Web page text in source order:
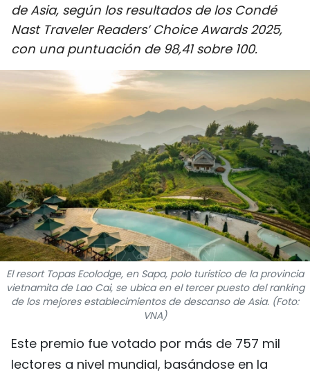
INTERNACIONAL
DEPORTES
VIAJES
PUENTE DE AMISTAD
HISTORIAS MULTIMEDIA
FOTOGRAFÍA
¿QUIÉNES SOMOS?
TIẾNG VIỆT
ENGLISH
FRANÇAIS
de Asia, según los resultados de los Condé
Nast Traveler Readers’ Choice Awards 2025,
con una puntuación de 98,41 sobre 100.
El resort Topas Ecolodge, en Sapa, polo turístico de la provincia
vietnamita de Lao Cai, se ubica en el tercer puesto del ranking
de los mejores establecimientos de descanso de Asia. (Foto:
VNA)
Este premio fue votado por más de 757 mil
lectores a nivel mundial, basándose en la